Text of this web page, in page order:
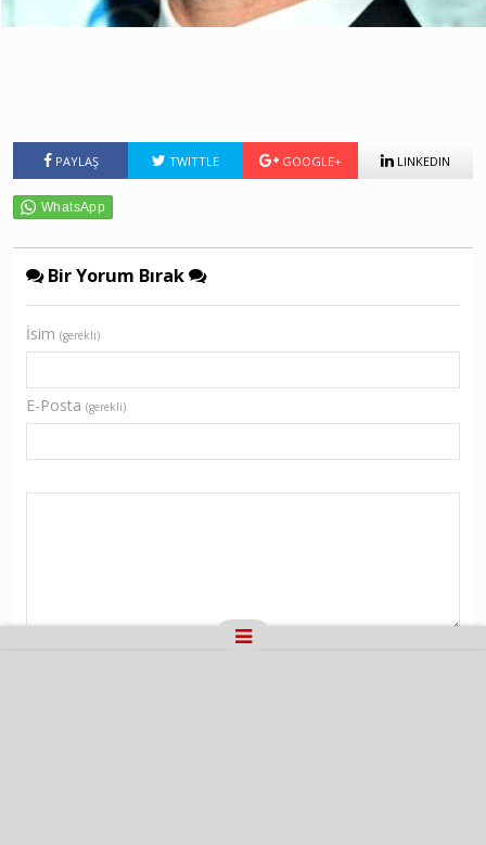
PAYLAŞ TWITTLE GOOGLE+ LINKEDIN
Bir Yorum Bırak
İsim (gerekli)
E-Posta (gerekli)